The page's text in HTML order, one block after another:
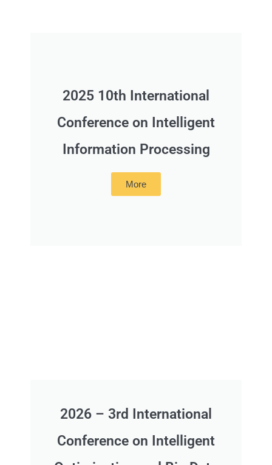
2025 10th International
Conference on Intelligent
Information Processing
More
2026 – 3rd International
Conference on Intelligent